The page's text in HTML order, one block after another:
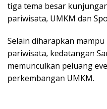
tiga tema besar
pariwisata, UMKM dan
Selain diharapkan
pariwisata, kedatangan
memunculkan peluang
perkembangan UMKM.